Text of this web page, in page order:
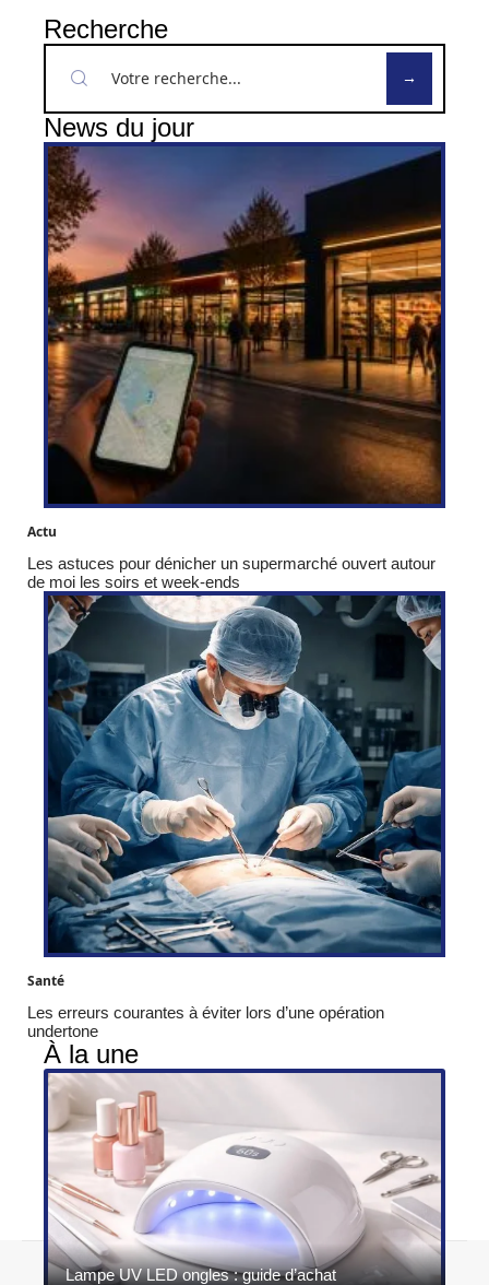
Recherche
News du jour
Actu
Les astuces pour dénicher un supermarché ouvert autour
de moi les soirs et week-ends
Santé
Les erreurs courantes à éviter lors d’une opération
undertone
À la une
Lampe UV LED ongles : guide d’achat
Contact Mentions légales Sitemap